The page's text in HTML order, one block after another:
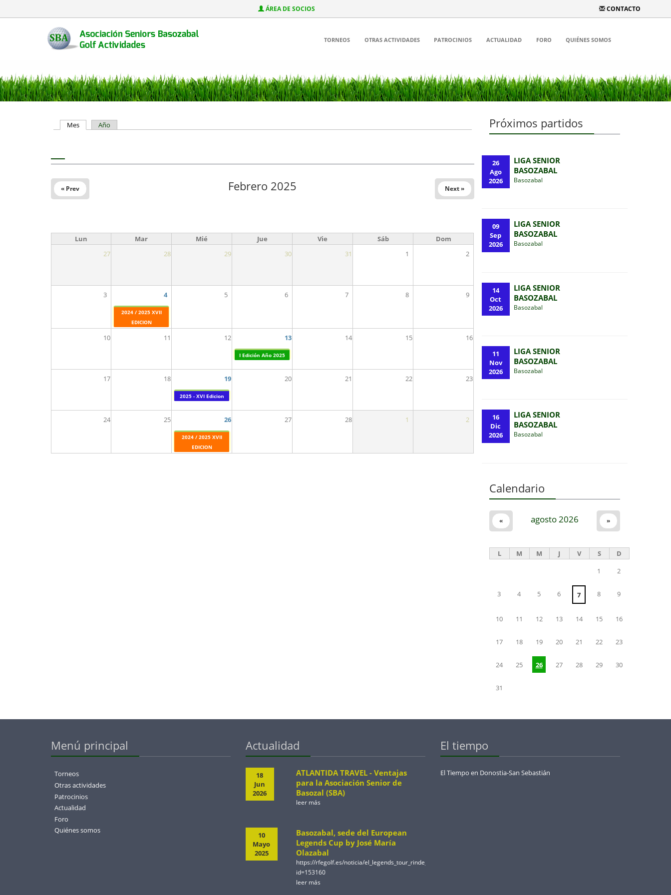
ÁREA DE SOCIOS CONTACTO
TORNEOS OTRAS ACTIVIDADES PATROCINIOS ACTUALIDAD FORO QUIÉNES SOMOS
Solapas principales
Mes (solapa activa)
Año
Febrero 2025
« Prev Next »
Lun Mar Mié Jue Vie Sáb
Dom
27
28 29 30 31 1 2
3 4 5 6 7 8 9
2024 / 2025 XVII
EDICION
10 11 12 13 14 15 16
I Edición Año 2025
17 18 19 20 21 22 23
2025 - XVI Edicion
24 25 26 27 28 1 2
2024 / 2025 XVII
EDICION
Próximos partidos
26
Ago
2026
LIGA SENIOR
BASOZABAL
Basozabal
09
Sep
2026
LIGA SENIOR
BASOZABAL
Basozabal
14
Oct
2026
LIGA SENIOR
BASOZABAL
Basozabal
11
Nov
2026
LIGA SENIOR
BASOZABAL
Basozabal
16
Dic
2026
LIGA SENIOR
BASOZABAL
Basozabal
Calendario
agosto 2026
« »
L M M J V S
D
1
2
3 4 5 6 7 8 9
10 11 12 13 14 15 16
17 18 19 20 21 22 23
24 25 26 27 28 29 30
31
Menú principal
Torneos
Otras actividades
Patrocinios
Actualidad
Foro
Quiénes somos
Actualidad
18
Jun
2026
ATLANTIDA TRAVEL - Ventajas
para la Asociación Senior de
Basozal (SBA)
leer más
10
Mayo
2025
Basozabal, sede del European
Legends Cup by José María
Olazabal
https://rfegolf.es/noticia/
id=153160
leer más
El tiempo
El Tiempo en Donostia-San Sebastián